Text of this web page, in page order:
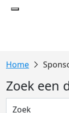
Zoek een